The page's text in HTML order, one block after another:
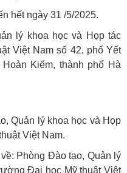
hết ngày 31 /5/2025.
lý khoa học và Họp tác
Việt Nam số 42, phố Yết
Kiếm, thành phố Hà
Quản lý khoa học và Họp
Việt Nam.
Phòng Đào tạo, Quản lý
Đại học Mỹ thuật Việt